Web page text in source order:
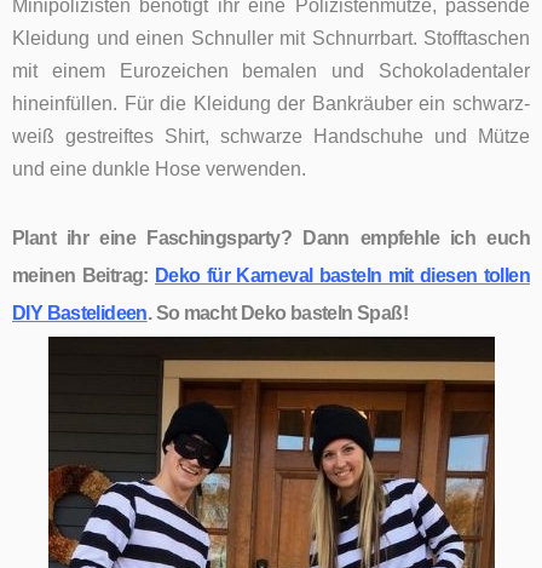
Minipolizisten benötigt ihr eine Polizistenmütze, passende
Kleidung und einen Schnuller mit Schnurrbart. Stofftaschen
mit einem Eurozeichen bemalen und Schokoladentaler
hineinfüllen. Für die Kleidung der Bankräuber ein schwarz-
weiß gestreiftes Shirt, schwarze Handschuhe und Mütze
und eine dunkle Hose verwenden.
Plant ihr eine Faschingsparty? Dann empfehle ich euch
meinen Beitrag: Deko für Karneval basteln mit diesen tollen
DIY Bastelideen.So macht Deko basteln Spaß!